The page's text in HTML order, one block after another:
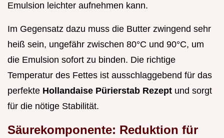
Emulsion leichter aufnehmen kann.
Im Gegensatz dazu muss die Butter zwingend sehr
heiß sein, ungefähr zwischen 80°C und 90°C, um
die Emulsion sofort zu binden. Die richtige
Temperatur des Fettes ist ausschlaggebend für das
perfekte Hollandaise Pürierstab Rezept und sorgt
für die nötige Stabilität.
Säurekomponente: Reduktion für